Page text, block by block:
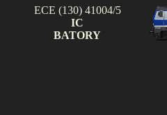
ECE (130) 41004/5
IC
BATORY